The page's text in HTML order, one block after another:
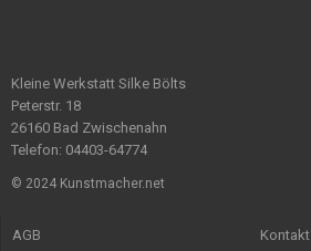
Kleine Werkstatt Silke Bölts
Peterstr. 18
26160 Bad Zwischenahn
Telefon: 04403-64774
© 2024 Kunstmacher.net
AGB
Kontakt